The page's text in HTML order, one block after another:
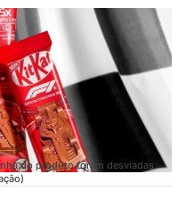
do produto foram desviadas